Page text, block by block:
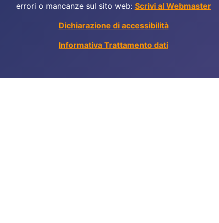
errori o mancanze sul sito web: Scrivi al Webmaster
Dichiarazione di accessibilità
Informativa Trattamento dati